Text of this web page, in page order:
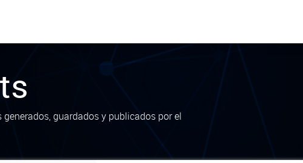
guardados y publicados por el